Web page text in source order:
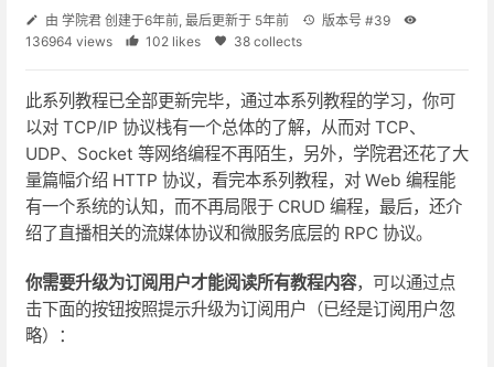
由 学院君 创建于6年前, 最后更新于 5年前
版本号 #39
136964 views
102 likes 38 collects
此系列教程已全部更新完毕，通过本系列教程的学习，你可
以对 TCP/IP 协议栈有一个总体的了解，从而对 TCP、
UDP、Socket 等网络编程不再陌生，另外，学院君还花了大
量篇幅介绍 HTTP 协议，看完本系列教程，对 Web 编程能
有一个系统的认知，而不再局限于 CRUD 编程，最后，还介
绍了直播相关的流媒体协议和微服务底层的 RPC 协议。
你需要升级为订阅用户才能阅读所有教程内容，可以通过点
击下面的按钮按照提示升级为订阅用户（已经是订阅用户忽
略）：